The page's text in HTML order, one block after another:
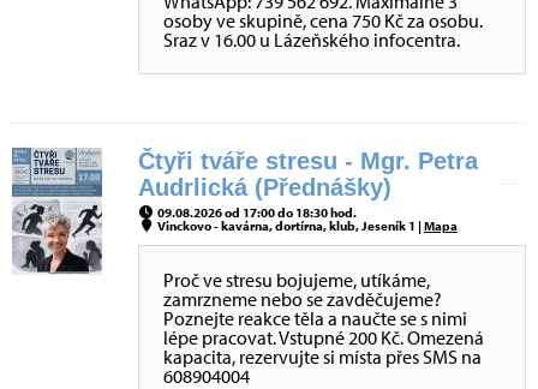
osoby ve skupině, cena 750 Kč za osobu.
Sraz v 16.00 u Lázeňského infocentra.
Čtyři tváře stresu - Mgr. Petra
Audrlická (Přednášky)
09.08.2026 od 17:00 do 18:30 hod.
Vinckovo - kavárna, dortírna, klub, Jeseník 1 |Mapa
Proč ve stresu bojujeme, utíkáme,
zamrzneme nebo se zavděčujeme?
Poznejte reakce těla a naučte se s nimi
lépe pracovat. Vstupné 200 Kč. Omezená
kapacita, rezervujte si místa přes SMS na
608904004